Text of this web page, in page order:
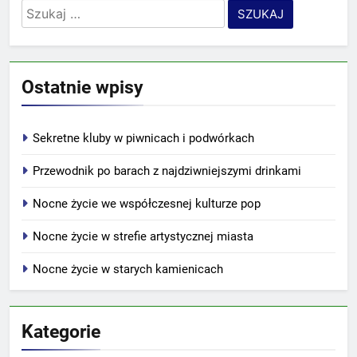
Szukaj:
Ostatnie wpisy
Sekretne kluby w piwnicach i podwórkach
Przewodnik po barach z najdziwniejszymi drinkami
Nocne życie we współczesnej kulturze pop
Nocne życie w strefie artystycznej miasta
Nocne życie w starych kamienicach
Kategorie